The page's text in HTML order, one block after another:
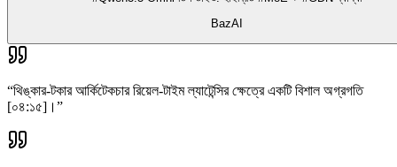
BazAI
“থিঙ্কার-টকার আর্কিটেকচার রিয়েল-টাইম ল্যাটেন্সির ক্ষেত্রে একটি বিশাল অগ্রগতি
[০৪:১৫]। ”